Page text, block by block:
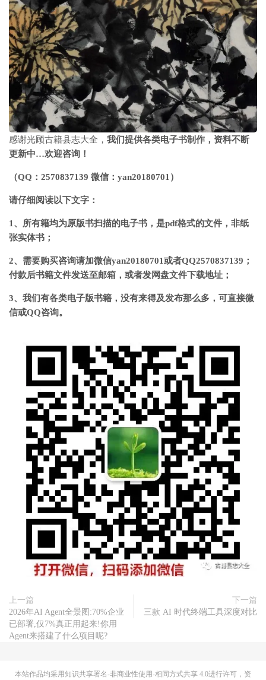
感谢光顾古籍县志大全， 我们提供各类电子书制作 ， 资料不断
更新中…欢迎咨询！
（QQ：2570837139 微信：yan20180701）
请仔细阅读以下文字：
1、所有籍均为原版书扫描的电子书， 是pdf格式的文件，非纸
张实体书；
2、 需要购买咨询请加微信yan20180701或者QQ2570837139 ；
付款后书籍文件发送至邮箱，或者发网盘文件下载地址；
3、 我们有各类电子版书籍 ，没有来得及发布那么多，可直接微
信或QQ咨询。
上一篇
2026年AI Agent全景图:70%企业
已部署,仅7%真正用起来!你用
Agent来搭建了什么项目呢?
下一篇
三款 AI 时代终端工具深度对比
本站作品均采用知识共享署名-非商业性使用-相同方式共享 4.0进行许可，资